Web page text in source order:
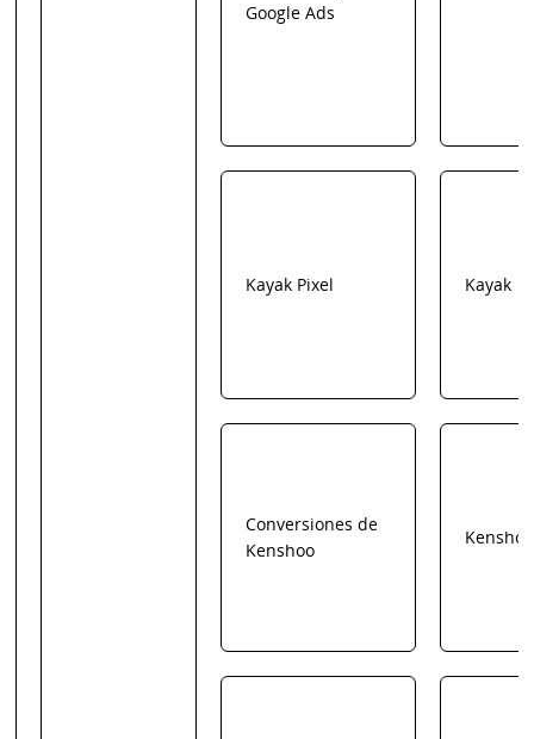
Google Ads
Kayak Pixel Kayak
Conversiones de
Kenshoo
Kenshoo